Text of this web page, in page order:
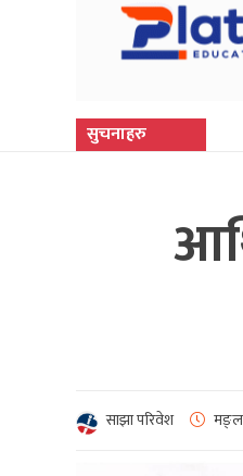
सुचनाहरु
साझा परिवेश